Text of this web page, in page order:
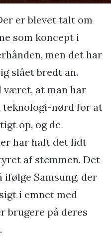
er blevet talt om
som koncept i
men det har
slået bredt an.
at man har
nørd for at
op, og de
har haft det lidt
af stemmen. Det
ifølge Samsung, der
i emnet med
brugere på deres